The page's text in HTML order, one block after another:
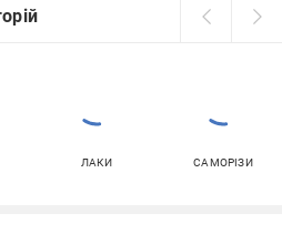
ЛАКИ САМОРІЗИ